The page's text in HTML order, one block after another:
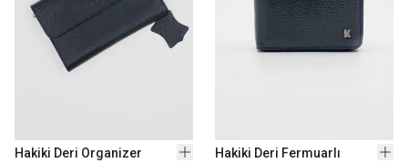
Hakiki Deri Organizer
Hakiki Deri Fermuarlı